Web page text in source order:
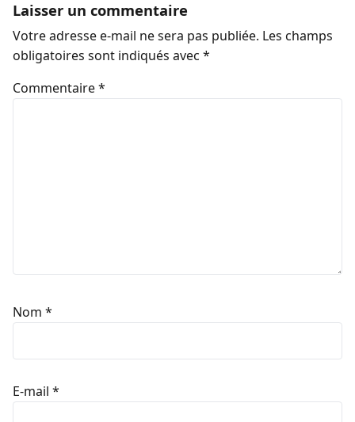
Laisser un commentaire
Votre adresse e-mail ne sera pas publiée. Les champs
obligatoires sont indiqués avec *
Commentaire*
Nom *
E-mail *